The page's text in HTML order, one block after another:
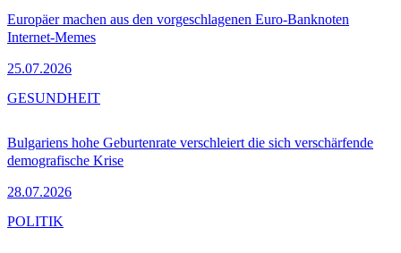
Europäer machen aus den vorgeschlagenen Euro-Banknoten
Internet-Memes
25.07.2026
Bulgariens hohe Geburtenrate verschleiert die sich verschärfende
demografische Krise
28.07.2026
GESUNDHEIT
POLITIK